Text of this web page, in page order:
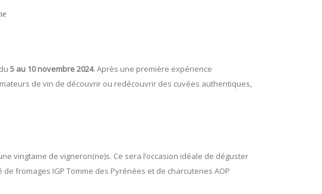
5 au 10 novembre 2024. Après une première expérience
de vin de découvrir ou redécouvrir des cuvées authentiques,
vingtaine de vigneron(ne)s. Ce sera l’occasion idéale de déguster
fromages IGP Tomme des Pyrénées et de charcuteries AOP